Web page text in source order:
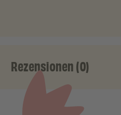
Rezensionen (0)